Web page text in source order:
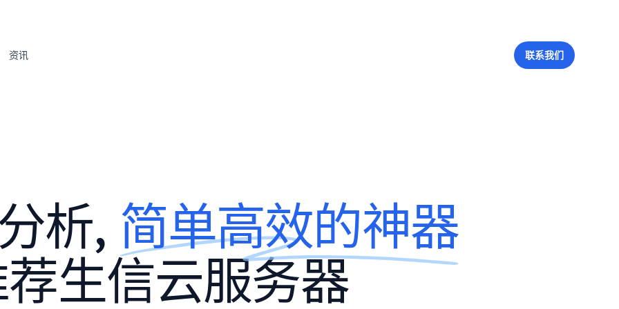
资讯 联系我们
析, 简单高效的神器
生信云服务器